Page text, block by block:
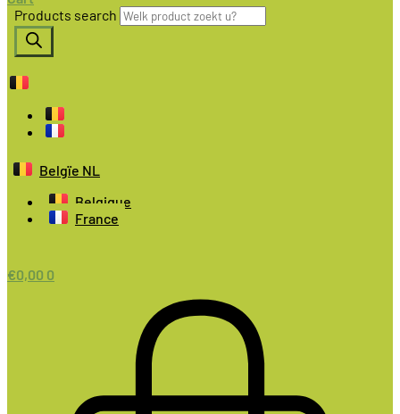
Products search
Belgïe NL
Belgique
France
€0,00 0